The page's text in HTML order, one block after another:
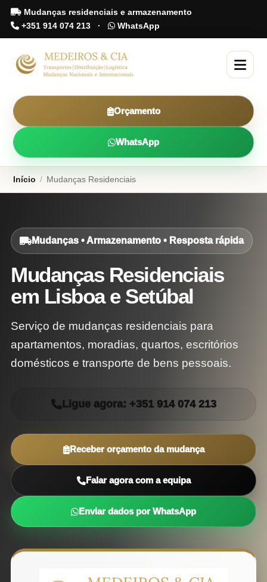
Mudanças residenciais e armazenamento
+351 914 074 213 · WhatsApp
Orçamento
WhatsApp
Início / Mudanças Residenciais
Mudanças • Armazenamento • Resposta rápida
Mudanças Residenciais
em Lisboa e Setúbal
Serviço de mudanças residenciais para
apartamentos, moradias, quartos, escritórios
domésticos e transporte de bens pessoais.
Ligue agora: +351 914 074 213
Receber orçamento da mudança
Falar agora com a equipa
Enviar dados por WhatsApp